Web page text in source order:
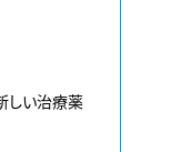
しい治療薬